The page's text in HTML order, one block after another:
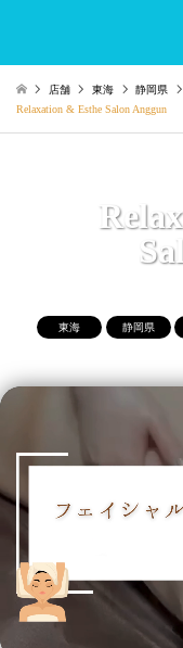
店舗 東海 静岡県
Relaxation & Esthe Salon Anggun
東海 静岡県